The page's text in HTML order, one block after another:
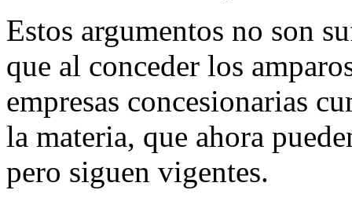
Estos argumentos no son
que al conceder los
empresas concesionarias
la materia, que ahora
pero siguen vigentes.